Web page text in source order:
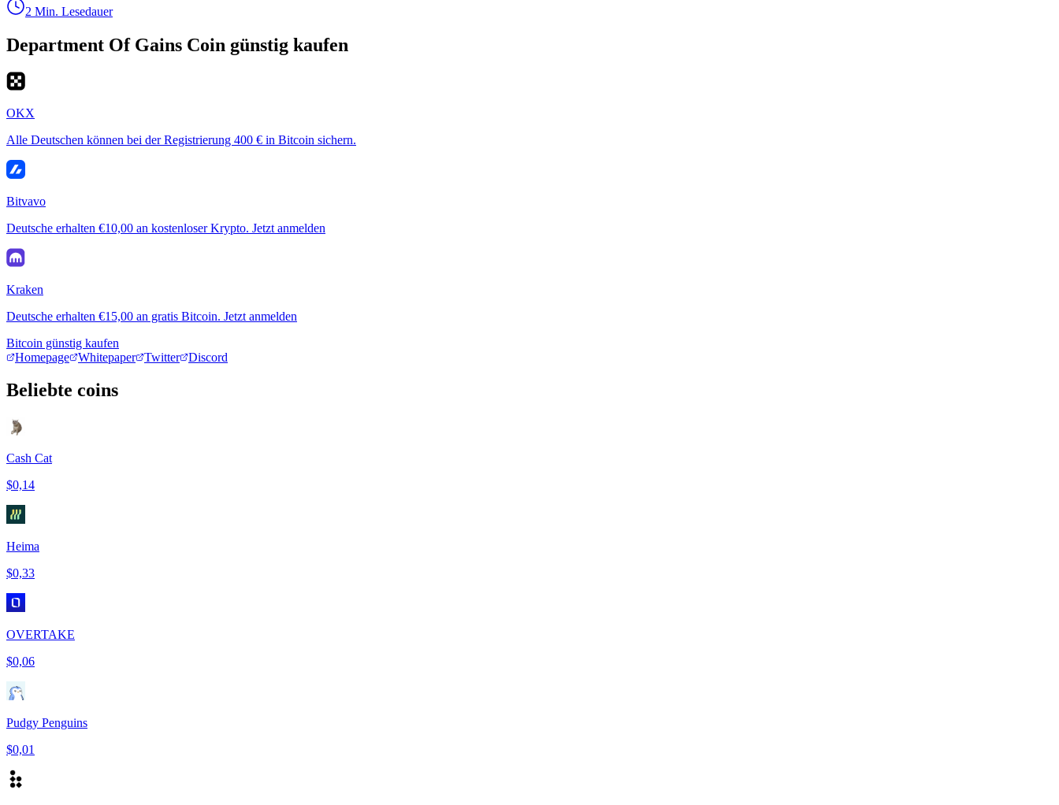
2 Min. Lesedauer
Department Of Gains Coin günstig kaufen
OKX
Alle Deutschen können bei der Registrierung 400 € in Bitcoin sichern.
Bitvavo
Deutsche erhalten €10,00 an kostenloser Krypto. Jetzt anmelden
Kraken
Deutsche erhalten €15,00 an gratis Bitcoin. Jetzt anmelden
Bitcoin günstig kaufen
Homepage
Whitepaper Twitter Discord
Beliebte coins
Cash Cat
$0,14
Heima
$0,33
OVERTAKE
$0,06
Pudgy Penguins
$0,01